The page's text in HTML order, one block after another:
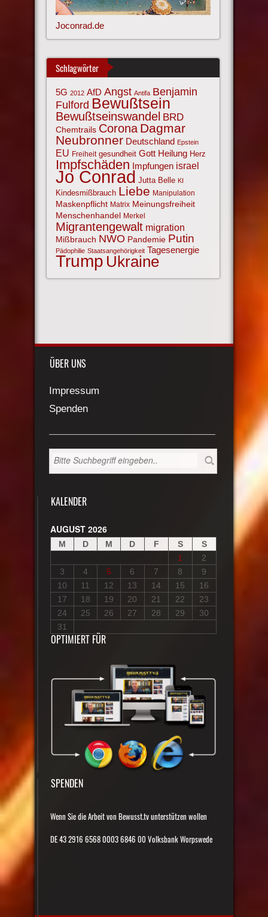
Joconrad.de
Schlagwörter
5G 2012 AfD Angst Antifa Benjamin
Fulford Bewußtsein
Bewußtseinswandel BRD
Chemtrails Corona Dagmar
Neubronner Deutschland Epstein
EU Freiheit gesundheit Gott Heilung Herz
Impfschäden Impfungen israel
Jo Conrad Jutta Belle KI
Kindesmißbrauch Liebe Manipulation
Maskenpflicht Matrix Meinungsfreiheit
Menschenhandel Merkel
Migrantengewalt migration
Mißbrauch NWO Pandemie Putin
Pädophilie Staatsangehörigkeit Tagesenergie
Trump Ukraine
ÜBER UNS
Impressum
Spenden
KALENDER
AUGUST 2026
M D M D F S
S
1
2
3
4 5 6 7 8
9
10
11 12 13 14 15
16
17
18 19 20 21 22
23
24
25 26 27 28 29
30
31
OPTIMIERT FÜR
SPENDEN
Wenn Sie die Arbeit von Bewusst.tv unterstützen wollen
DE 43 2916 6568 0003 6846 00 Volksbank Worpswede